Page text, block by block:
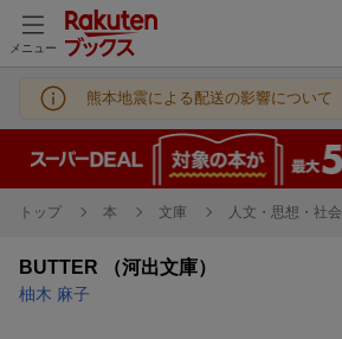
メニュー
熊本地震による配送の影響について
トップ 本 文庫 人文・思想・社会
BUTTER （河出文庫）
柚木 麻子